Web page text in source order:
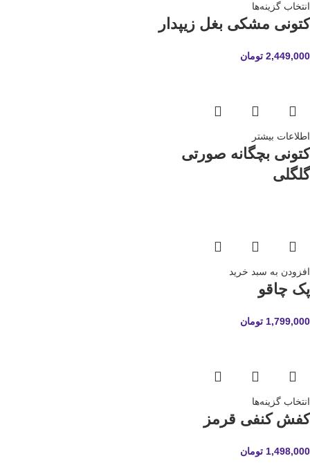
انتخاب گزینه‌ها
کتونی مشکی بغل زیپدار
2,449,000 تومان
اطلاعات بیشتر
کتونی بچگانه صورتی
گلگلی
افزودن به سبد خرید
پک چاقو
1,799,000 تومان
انتخاب گزینه‌ها
کفش کنفی قرمز
1,498,000 تومان